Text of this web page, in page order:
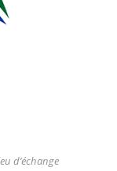
d’échange